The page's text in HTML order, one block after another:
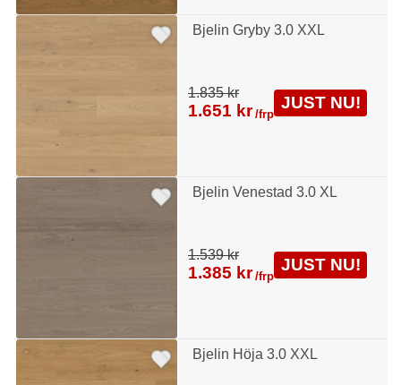
Bjelin Gryby 3.0 XXL
Bjelin Venestad 3.0 XL
Bjelin Höja 3.0 XXL
1.835 kr
1.651 kr /frp
JUST NU!
1.539 kr
1.385 kr /frp
JUST NU!